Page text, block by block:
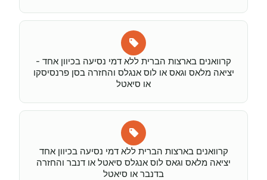
קרוואנים בארצות הברית ללא דמי נסיעה בכיוון אחד -
יציאה מלאס וגאס או לוס אנגלס והחזרה בסן פרנסיסקו
או סיאטל
קרוואנים בארצות הברית ללא דמי נסיעה בכיוון אחד
יציאה מלאס וגאס לוס אנגלס סיאטל או דנבר והחזרה
בדנבר או סיאטל